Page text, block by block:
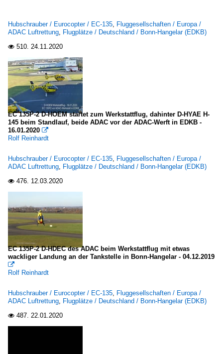
Deutschland
Sonstiges
Luftaufnahmen
Deutschland
2011
2012
2013
2016
2019
Hubschrauber / Eurocopter / EC-135, Fluggesellschaften / Europa /
ADAC Luftrettung, Flugplätze / Deutschland / Bonn-Hangelar (EDKB)
 510. 24.11.2020
EC 135P-2 D-HOEM startet zum Werkstattflug, dahinter D-HYAE H-
145 beim Standlauf, beide ADAC vor der ADAC-Werft in EDKB -
16.01.2020 
Rolf Reinhardt
Hubschrauber / Eurocopter / EC-135, Fluggesellschaften / Europa /
ADAC Luftrettung, Flugplätze / Deutschland / Bonn-Hangelar (EDKB)
 476. 12.03.2020
EC 135P-2 D-HDEC des ADAC beim Werkstattflug mit etwas
wackliger Landung an der Tankstelle in Bonn-Hangelar - 04.12.2019

Rolf Reinhardt
Hubschrauber / Eurocopter / EC-135, Fluggesellschaften / Europa /
ADAC Luftrettung, Flugplätze / Deutschland / Bonn-Hangelar (EDKB)
 487. 22.01.2020